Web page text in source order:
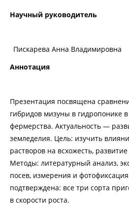
Научный руководитель
Пискарева Анна Владимировна
Аннотация
Презентация посвящена
гибридов мизуны в гидропонике в
фермерства. Актуальность —
земледелия. Цель: изучить
растворов на всхожесть,
Методы: литературный анализ,
посев, измерения и
подтверждена: все три сорта
в скорости роста.